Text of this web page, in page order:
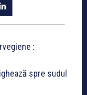
:
spre sudul